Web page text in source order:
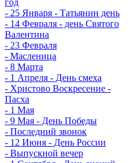
год
- 25 Января - Татьянин день
- 14 Февраля - день Святого
Валентина
- 23 Февраля
- Масленица
- 8 Марта
- 1 Апреля - День смеха
- Христово Воскресение -
Пасха
- 1 Мая
- 9 Мая - День Победы
- Последний звонок
- 12 Июня - День России
- Выпускной вечер